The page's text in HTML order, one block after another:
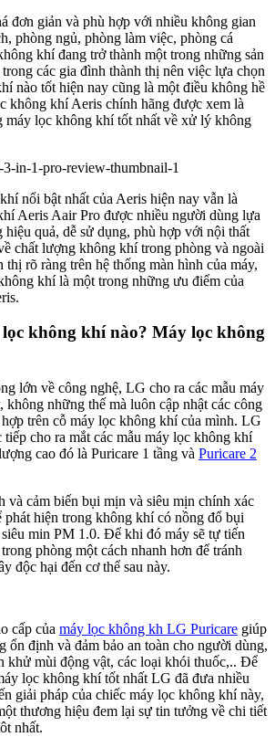
đơn giản và phù hợp với nhiều không gian
phòng ngủ, phòng làm việc, phòng cá
khí đang trở thành một trong những sản
các gia đình thành thị nên việc lựa chọn
nào tốt hiện nay cũng là một điều không hề
không khí Aeris chính hãng được xem là
máy lọc không khí tốt nhất về xử lý không
nổi bật nhất của Aeris hiện nay vẫn là
Aeris Aair Pro được nhiều người dùng lựa
hiệu quả, dễ sử dụng, phù hợp với nội thất
chất lượng không khí trong phòng và ngoài
rõ ràng trên hệ thống màn hình của máy,
khí là một trong những ưu điểm của
không khí nào? Máy lọc không
lớn về công nghệ, LG cho ra các mẫu máy
những thế mà luôn cập nhật các công
trên cỗ máy lọc không khí của mình. LG
cho ra mắt các mẫu máy lọc không khí
cao đó là Puricare 1 tầng và Puricare 2
và cảm biến bụi mịn và siêu mịn chính xác
hiện trong không khí có nồng đổ bụi
min PM 1.0. Để khi đó máy sẽ tự tiến
phòng một cách nhanh hơn để tránh
độc hại đến cơ thể sau này.
cấp của máy lọc không kh LG Puricare giúp
ổn định và đảm bảo an toàn cho người dùng,
khử mùi động vật, các loại khói thuốc,.. Để
lọc không khí tốt nhất LG đã đưa nhiều
giải pháp của chiếc máy lọc không khí này,
thương hiệu đem lại sự tin tưởng về chi tiết
nhất.